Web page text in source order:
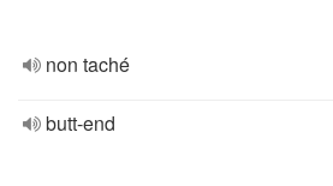
non taché
butt-end